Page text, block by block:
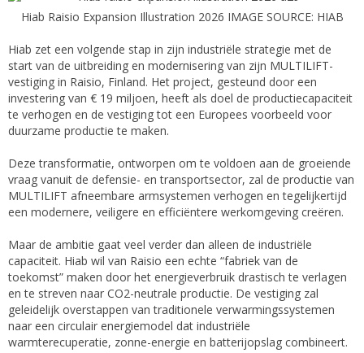
Hiab Raisio Expansion Illustration 2026 IMAGE SOURCE: HIAB
Hiab zet een volgende stap in zijn industriële strategie met de
start van de uitbreiding en modernisering van zijn MULTILIFT-
vestiging in Raisio, Finland. Het project, gesteund door een
investering van € 19 miljoen, heeft als doel de productiecapaciteit
te verhogen en de vestiging tot een Europees voorbeeld voor
duurzame productie te maken.
Deze transformatie, ontworpen om te voldoen aan de groeiende
vraag vanuit de defensie- en transportsector, zal de productie van
MULTILIFT afneembare armsystemen verhogen en tegelijkertijd
een modernere, veiligere en efficiëntere werkomgeving creëren.
Maar de ambitie gaat veel verder dan alleen de industriële
capaciteit. Hiab wil van Raisio een echte “fabriek van de
toekomst” maken door het energieverbruik drastisch te verlagen
en te streven naar CO2-neutrale productie. De vestiging zal
geleidelijk overstappen van traditionele verwarmingssystemen
naar een circulair energiemodel dat industriële
warmterecuperatie, zonne-energie en batterijopslag combineert.